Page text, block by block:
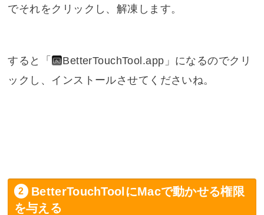
でそれをクリックし、解凍します。
すると「 BetterTouchTool.app 」になるのでクリ
ックし、インストールさせてくださいね。
BetterTouchToolにMacで動かせる権限
を与える